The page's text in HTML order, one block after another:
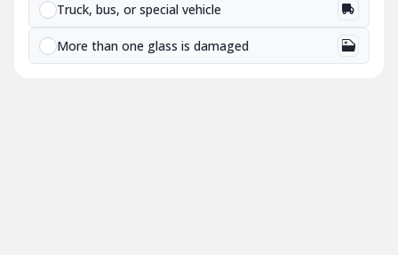
Truck, bus, or special vehicle
More than one glass is damaged